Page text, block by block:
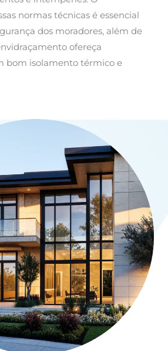
normas técnicas é essencial
dos moradores, além de
ofereça
bom isolamento térmico e